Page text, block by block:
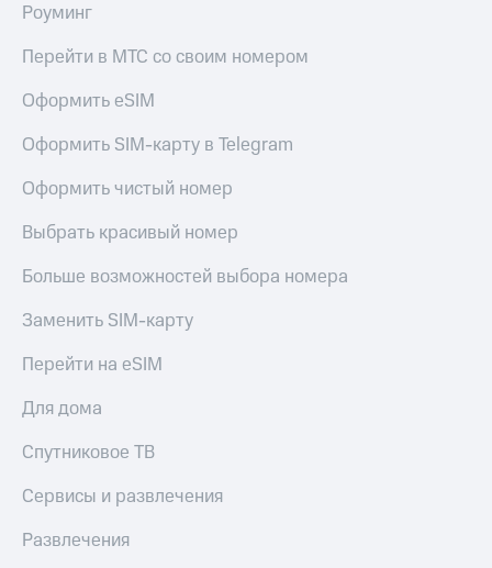
Роуминг
Перейти в МТС со своим номером
Оформить eSIM
Оформить SIM-карту в Telegram
Оформить чистый номер
Выбрать красивый номер
Больше возможностей выбора номера
Заменить SIM-карту
Перейти на eSIM
Для дома
Спутниковое ТВ
Сервисы и развлечения
Развлечения